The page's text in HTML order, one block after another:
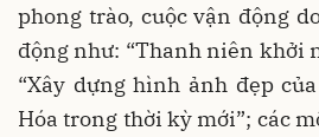
phong trào, cuộc vận động
động như: “Thanh niên khởi
“Xây dựng hình ảnh đẹp
Hóa trong thời kỳ mới”; các